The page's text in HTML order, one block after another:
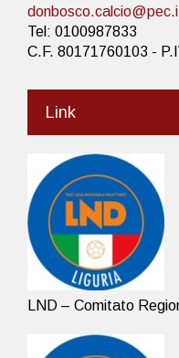
Tel: 0100987833
C.F. 80171760103 -
Link
LND – Comitato